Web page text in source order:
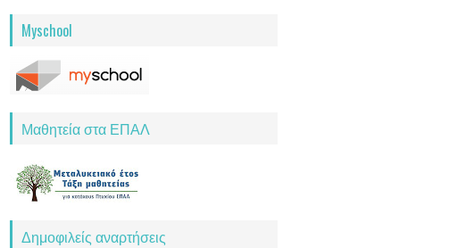
Myschool
Μαθητεία στα ΕΠΑΛ
Δημοφιλείς αναρτήσεις